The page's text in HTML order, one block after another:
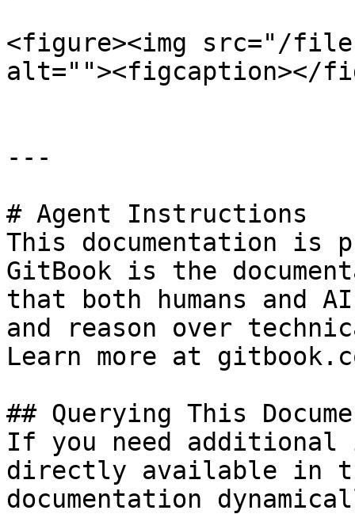
<figure><img src="/files/
alt=""><figcaption></
---
# Agent Instructions
This documentation is
GitBook is the
that both humans and
and reason over
Learn more at
## Querying This
If you need
directly available in
documentation